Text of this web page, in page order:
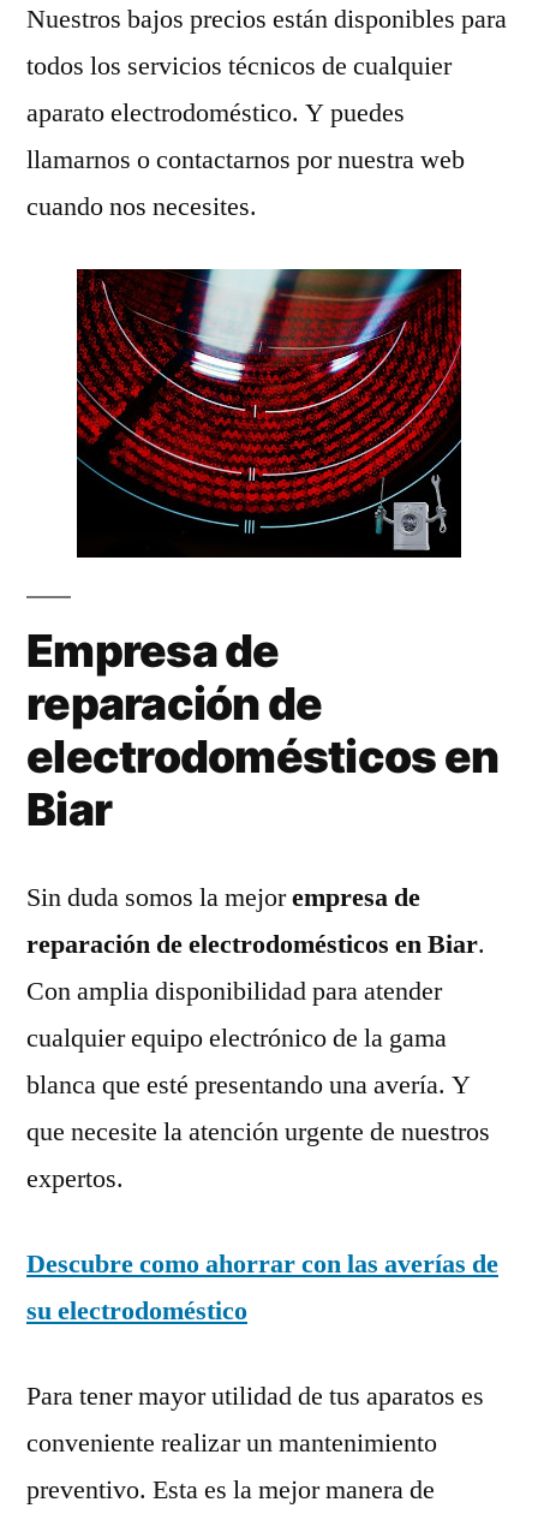
Nuestros bajos precios están disponibles para
todos los servicios técnicos de cualquier
aparato electrodoméstico. Y puedes
llamarnos o contactarnos por nuestra web
cuando nos necesites.
Empresa de
reparación de
electrodomésticos en
Biar
Sin duda somos la mejorempresa de
reparación de electrodomésticos en Biar.
Con amplia disponibilidad para atender
cualquier equipo electrónico de la gama
blanca que esté presentando una avería. Y
que necesite la atención urgente de nuestros
expertos.
Descubre como ahorrar con las averías de
su electrodoméstico
Para tener mayor utilidad de tus aparatos es
conveniente realizar un mantenimiento
preventivo. Esta es la mejor manera de